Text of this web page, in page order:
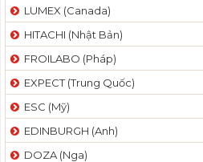
LUMEX (Canada)
HITACHI (Nhật Bản)
FROILABO (Pháp)
EXPECT (Trung Quốc)
ESC (Mỹ)
EDINBURGH (Anh)
DOZA (Nga)